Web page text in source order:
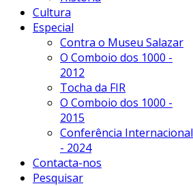
Cultura
Especial
Contra o Museu Salazar
O Comboio dos 1000 -
2012
Tocha da FIR
O Comboio dos 1000 -
2015
Conferência Internacional
- 2024
Contacta-nos
Pesquisar